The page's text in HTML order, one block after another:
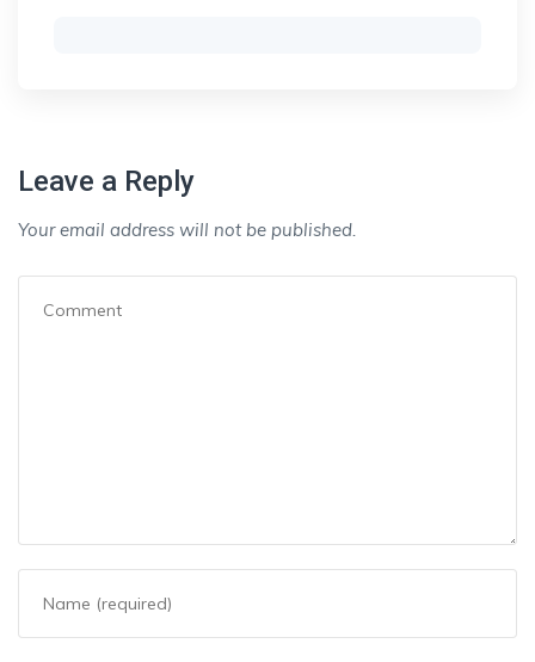
Leave a Reply
Your email address will not be published.